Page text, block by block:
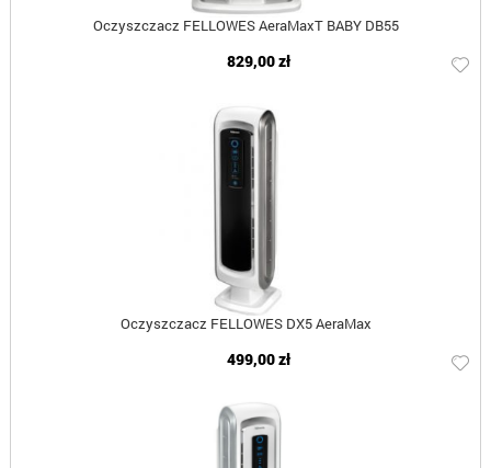
Oczyszczacz FELLOWES AeraMaxT BABY DB55
829,00 zł
Oczyszczacz FELLOWES DX5 AeraMax
499,00 zł